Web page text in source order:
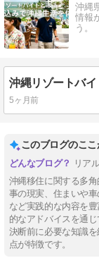
沖縄
情報
う。
5ヶ月前
このブログのこ
リア
沖縄移住に関する多
事の現実、住まいや
など実践的な内容を
的なアドバイスを通
決断前に必要な知識
点が特徴です。